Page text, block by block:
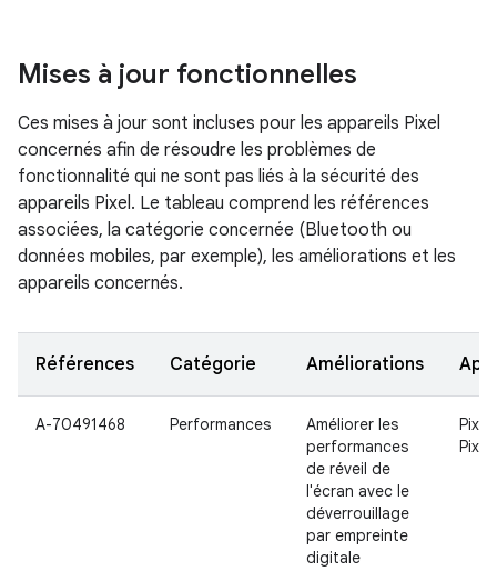
Mises à jour fonctionnelles
Ces mises à jour sont incluses pour les appareils Pixel
concernés afin de résoudre les problèmes de
fonctionnalité qui ne sont pas liés à la sécurité des
appareils Pixel. Le tableau comprend les références
associées, la catégorie concernée (Bluetooth ou
données mobiles, par exemple), les améliorations et les
appareils concernés.
Références Catégorie Améliorations
A-70491468 Performances
Améliorer les
performances
de réveil de
l'écran avec le
déverrouillage
par empreinte
digitale
Pixel
Pixel